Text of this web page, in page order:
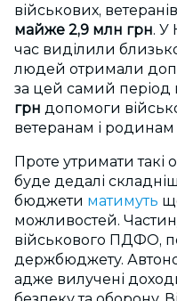
військових,
майже 2,9 млн грн. У
час виділили
людей отримали
за цей самий період
грн допомоги
ветеранам і родинам
Проте утримати
буде дедалі
бюджети матимуть
можливостей.
військового ПДФО,
держбюджету.
адже вилучені